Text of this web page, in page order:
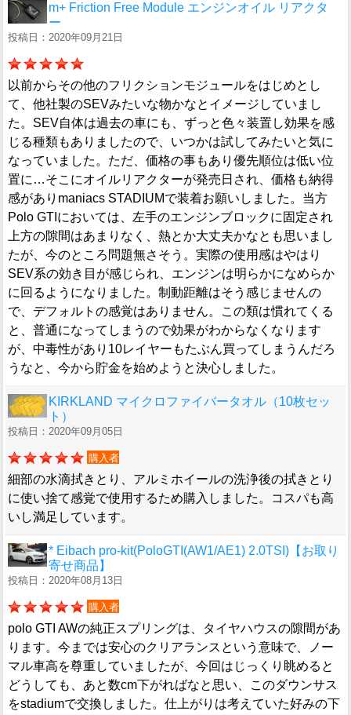
m+ Friction Free Module エンジンオイル リアクタ
ー
投稿日：2020年09月21日
以前からその他のフリクションモジュールをはじめとし
て、他社製のSEVみたいな物かなとイメージしていまし
た。SEV自体は過去の車にも、ずっと色々装置し効果を感
じる種類もありましたので、いつかは試してみたいと気に
なっていました。ただ、価格の事もあり優先順位は低い位
置に…そこにオイルリアクターが発売日され、価格も納得
感がありmaniacs STADIUMで装着お願いしました。当方
Polo GTIにおいては、左手のエンジンブロックに固定され
上方の隙間はあまりなく、熱とか大丈夫かなとも思いまし
たが、今のところ問題無さそう。実際の使用感はやはり
SEV系の効き目が感じられ、エンジンは明らかになめらか
に回るようになりました。制動距離はそう感じませんの
で、デフォルトの感覚はありません。この類は慣れてくる
と、普通になってしまうので効果がわからなくなります
が、中毒性があり10レイヤーもたぶん買ってしまうんだろ
うなと、今から貯金を始めようと決心しました。
KIRKLAND マイクロファイバータオル（10枚セッ
ト）
投稿日：2020年09月05日
購入者
細部の水滴拭きとり、アルミホイールの洗浄後の拭きとり
に使い捨て感覚で使用するため購入しました。コスパも高
いし満足しています。
* Eibach pro-kit(PoloGTI(AW1/AE1) 2.0TSI)【お取り
寄せ商品】
投稿日：2020年08月13日
購入者
polo GTI AWの純正スプリングは、タイヤハウスの隙間があ
ります。今までは安心のクリアランスという意味で、ノー
マル車高を尊重していましたが、今回はじっくり眺めると
どうしても、あと数cm下がればなと思い、このダウンサス
をstadiumで交換しました。仕上がりは考えていた好みの下